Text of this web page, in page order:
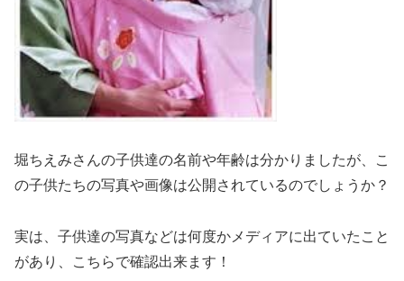
堀ちえみさんの子供達の名前や年齢は分かりましたが、こ
の子供たちの写真や画像は公開されているのでしょうか？
実は、子供達の写真などは何度かメディアに出ていたこと
があり、こちらで確認出来ます！